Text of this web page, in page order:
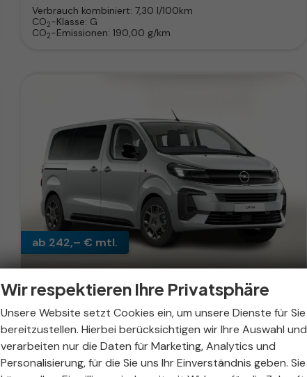
Verbrauch kombiniert: 7,30 l/100km
CO2-Klasse: G
CO2-Emissionen: 190,00 g/km
ab 242,– € mtl.
Opel Zafira
Edition 2.2 D 180 AT8 L 9S Nav AHK Kam
unverbindliche Lieferzeit:30.09.2026 Fahrzeug mit Tageszulassung
Fahrzeugnr. 293742 Getriebe Automatik
Wir respektieren Ihre Privatsphäre
Unsere Website setzt Cookies ein, um unsere Dienste für Sie
bereitzustellen. Hierbei berücksichtigen wir Ihre Auswahl und
verarbeiten nur die Daten für Marketing, Analytics und
Personalisierung, für die Sie uns Ihr Einverständnis geben. Sie